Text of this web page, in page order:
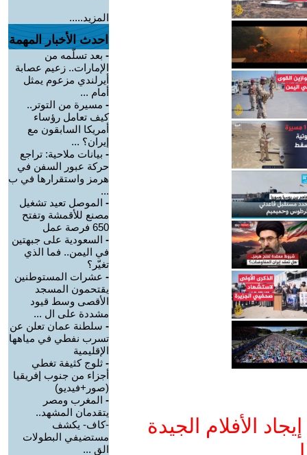
الأفلام الجيدة
المزيد.....
احدث الأخبار المهمة
- بعد تسلّمه من
الإمارات.. زعيم عصابة
أيرلندي مزعوم يمثل
أمام ...
- مسيرة من التوتر..
كيف تعامل رؤساء
أمريكا السابقون مع
إيران؟ ...
- بيانات ملاحية: تراجع
حركة عبور السفن في
هرمز واستقرارها في ب
...
- الموصل تعيد تشغيل
مصنع للأقمشة وتفتح
650 فرصة عمل
- السعودية على جبهتين
في اليمن.. فما الذي
تغيّر؟
- عشرات المستوطنين
يقتحمون المسجد
الأقصى وسط قيود
مشددة على ال ...
- سلطنة عمان تعلن عن
تسرب نفطي في مياهها
الإقليمية
- ثلوج كثيفة تغطي
أجزاء من جنوب إفريقيا
(صور+فيديو)
- المغرب ومصر
يتقدمان المشهد..
-كاف- يكشف
مستضيفي البطولات
الق ...